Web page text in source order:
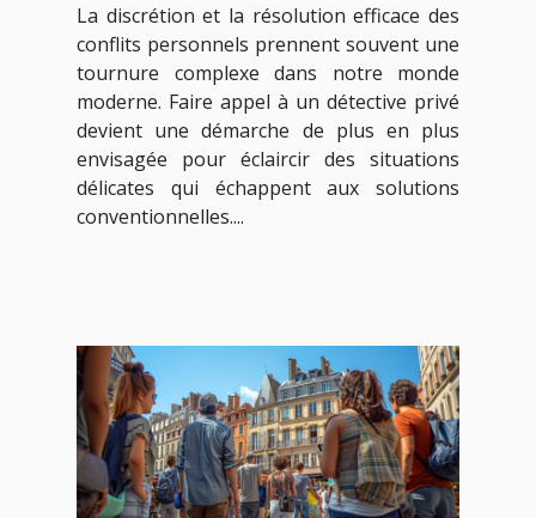
personnelles
La discrétion et la résolution efficace des
conflits personnels prennent souvent une
tournure complexe dans notre monde
moderne. Faire appel à un détective privé
devient une démarche de plus en plus
envisagée pour éclaircir des situations
délicates qui échappent aux solutions
conventionnelles....